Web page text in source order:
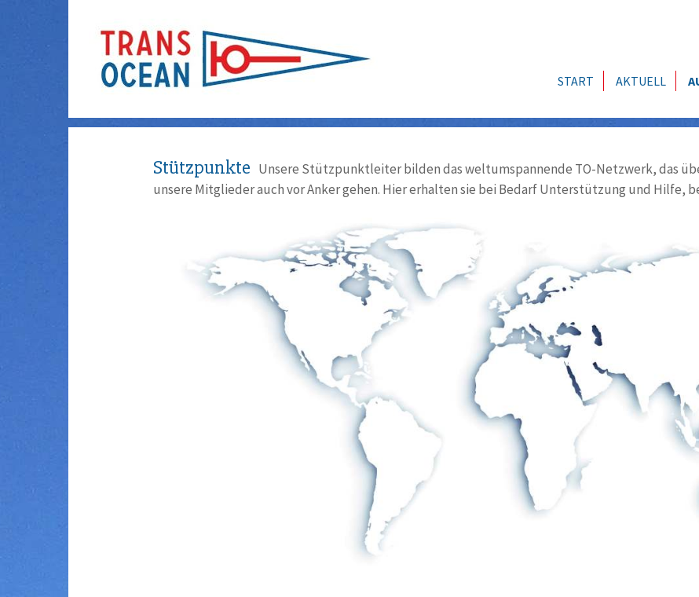
START AKTUELL
Stützpunkte Unsere Stützpunktleiter bilden das weltumspannende TO-Netzwerk, das
unsere Mitglieder auch vor Anker gehen. Hier erhalten sie bei Bedarf Unterstützung und Hilfe,